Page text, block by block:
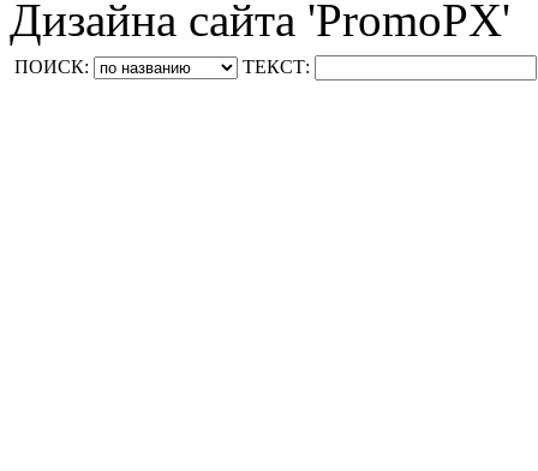
Дизайна сайта 'PromoPX'
ПОИСК: ТЕКСТ: